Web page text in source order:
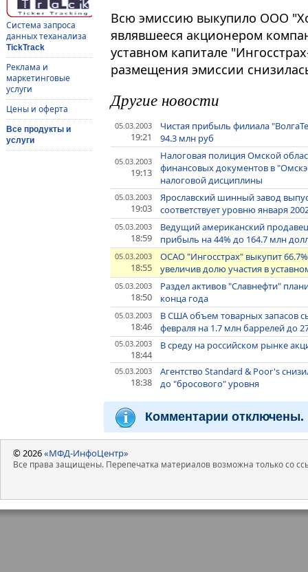
Система запроса
данных теханализа
TickTrack
Реклама и
маркетинговые
услуги
Цены и оферта
Все продукты и
услуги
Всю эмиссию выкупило ООО
являвшееся акционером
уставном капитале
размещения эмиссии
Другие новости
05.03.2003
19:21
Чистая прибыль филиала
94.3 млн руб
05.03.2003
19:13
Налоговая полиция Омской
финансовых документов в
налоговой дисциплины
05.03.2003
19:03
Ярославский шинный завод
соответствует уровню января
05.03.2003
18:59
Ведущий американский
прибыль на 44% до 164.7 млн
05.03.2003
18:55
ОСАО "Ингосстрах" выкупит
увеличив долю участия в
05.03.2003
18:50
Раздел активов "Славнефти"
конца года
05.03.2003
18:46
В США объем товарных запасов
февраля на 1.7 млн баррелей до
05.03.2003
18:44
В среду на российском рынке
05.03.2003
18:38
Агентство Standard & Poor's
до "бросового" уровня
Комментарии отключены.
© 2026«МФД-ИнфоЦентр»
Все права защищены. Перепечатка материалов возможна только со